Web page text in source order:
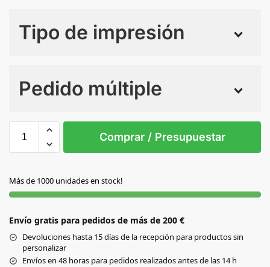
Tipo de impresión
Pedido múltiple
S/T
AZUL
FUCSIA
NARANJA
Comprar / Presupuestar
Más de 1000 unidades en stock!
Envío gratis para pedidos de más de 200 €
Devoluciones hasta 15 días de la recepción para productos sin
personalizar
Envíos en 48 horas para pedidos realizados antes de las 14 h